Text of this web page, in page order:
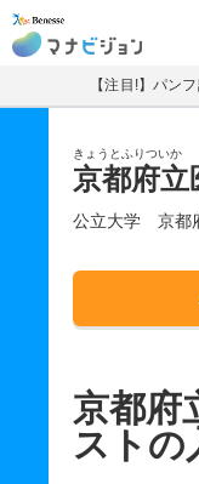
マナビ
【注目!】パン
きょうとふりついか
京都府立
公立大学 京都
京都府
ストの